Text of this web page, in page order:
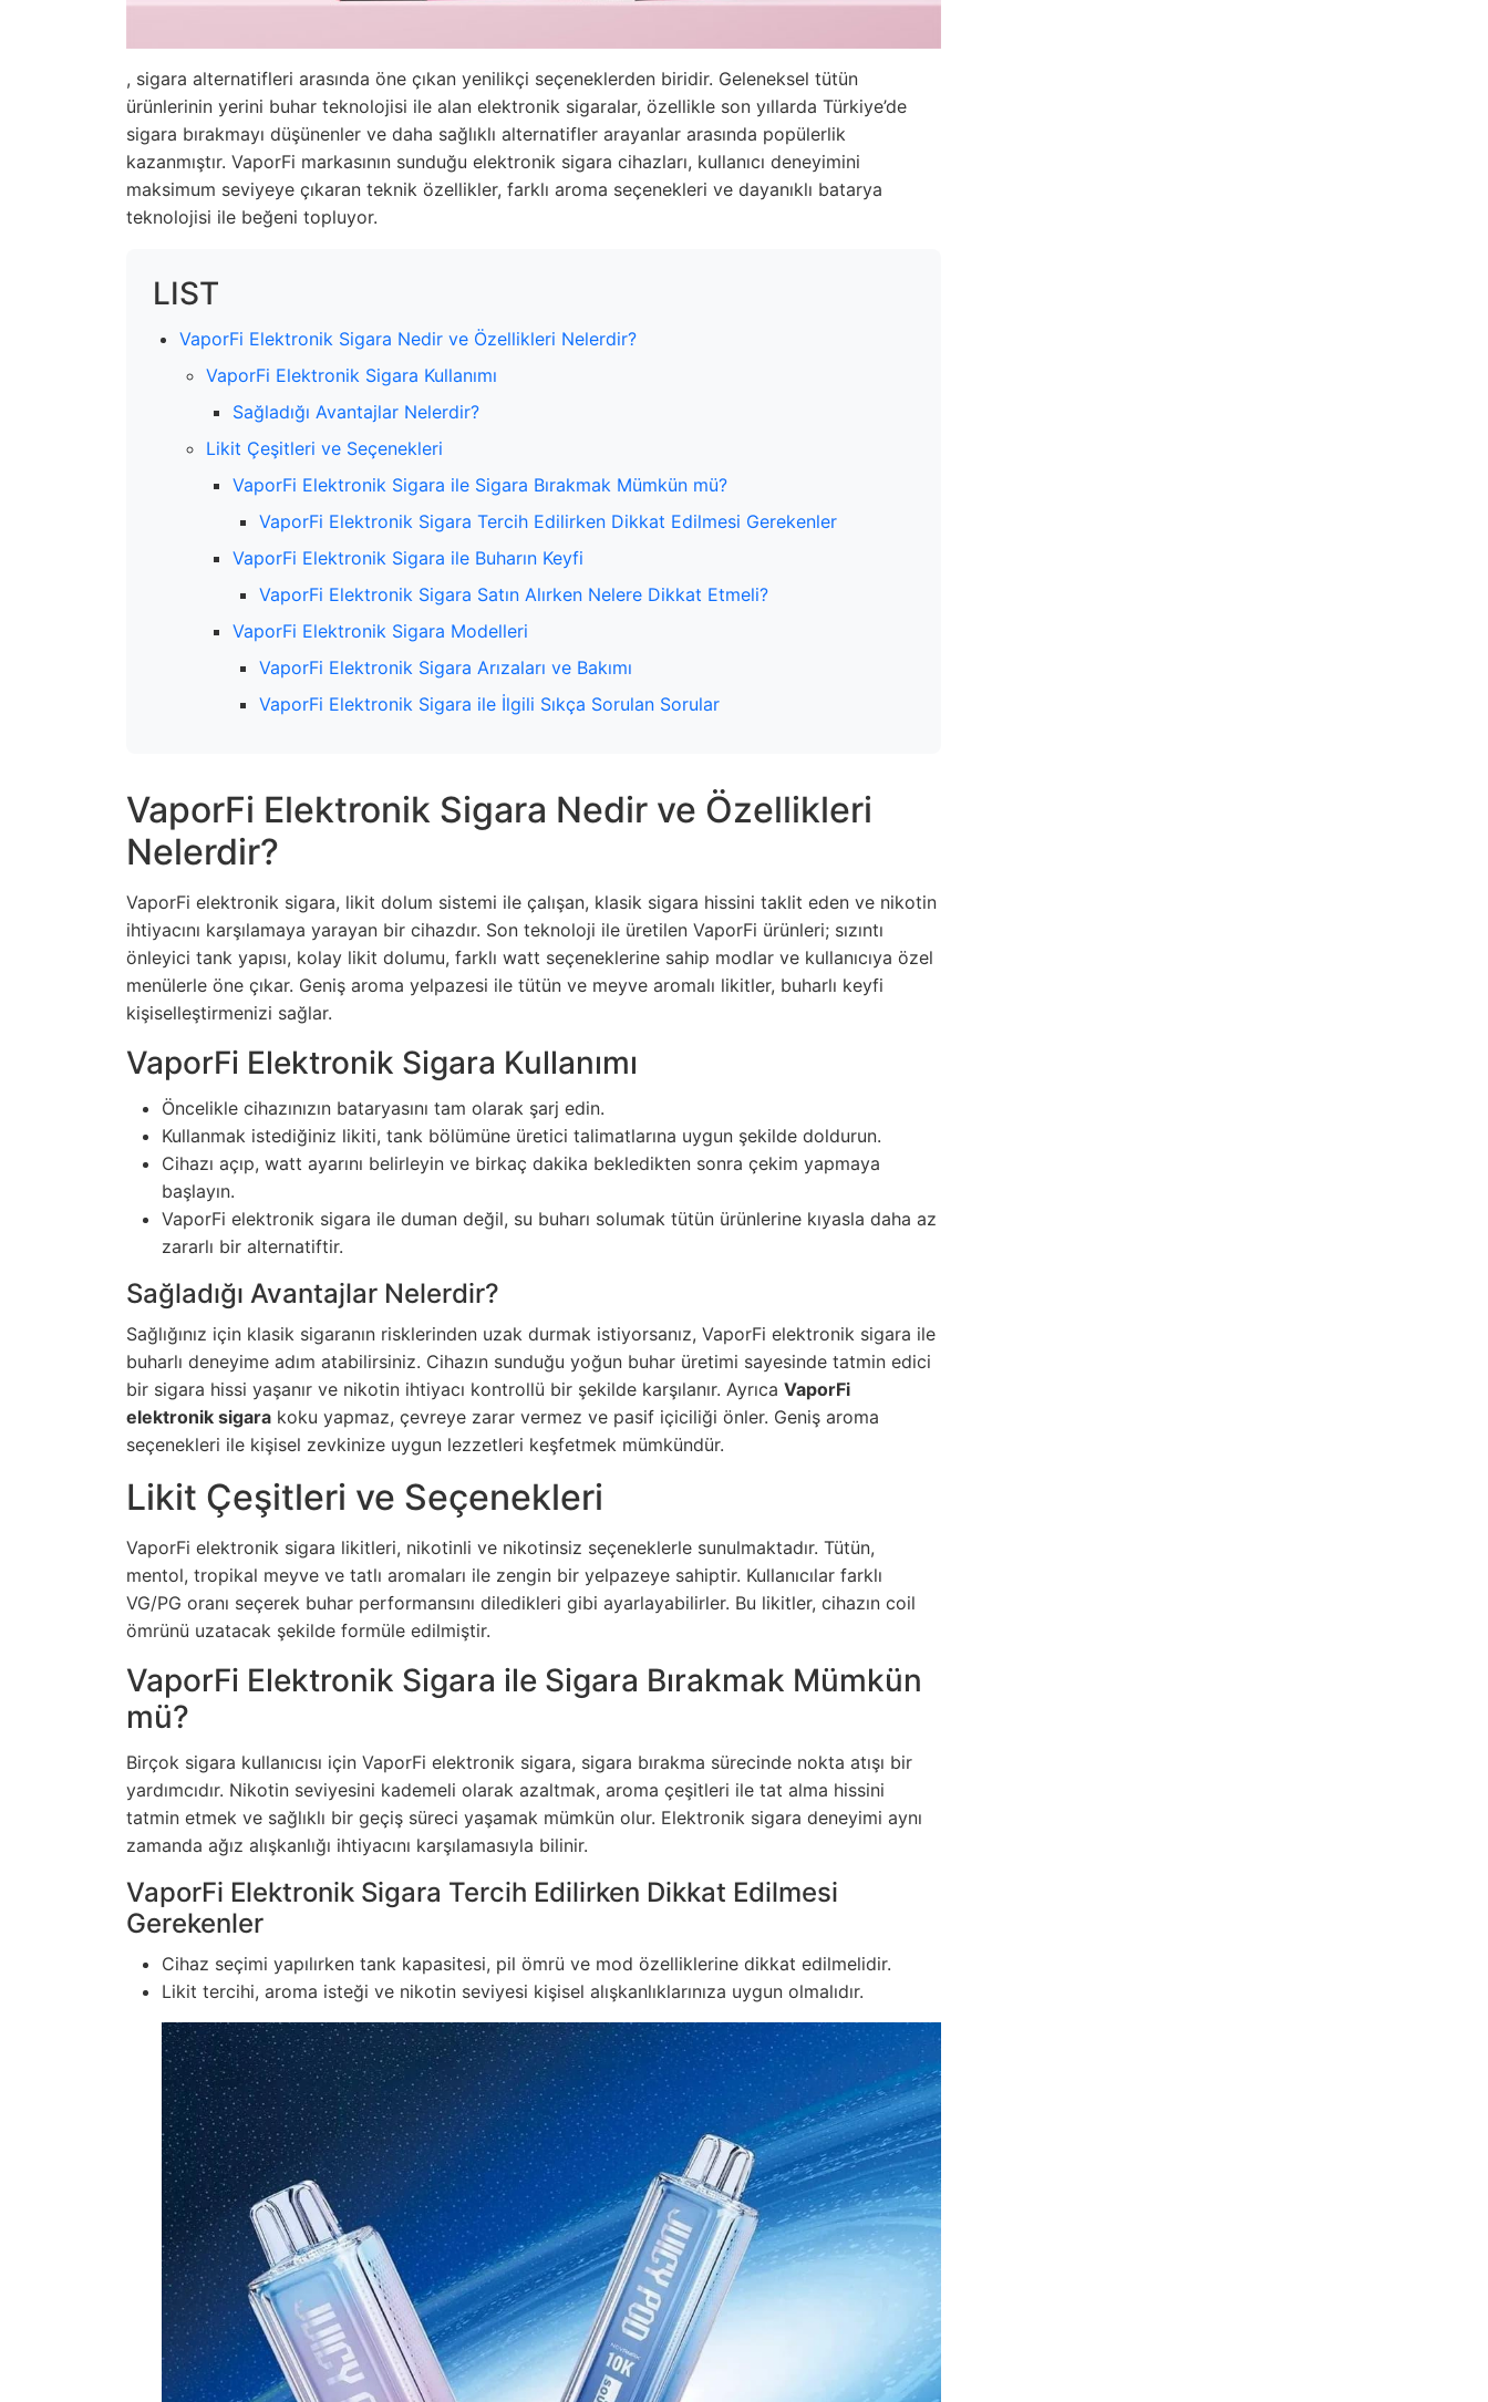
, sigara alternatifleri arasında öne çıkan yenilikçi seçeneklerden biridir. Geleneksel tütün
ürünlerinin yerini buhar teknolojisi ile alan elektronik sigaralar, özellikle son yıllarda Türkiye’de
sigara bırakmayı düşünenler ve daha sağlıklı alternatifler arayanlar arasında popülerlik
kazanmıştır. VaporFi markasının sunduğu elektronik sigara cihazları, kullanıcı deneyimini
maksimum seviyeye çıkaran teknik özellikler, farklı aroma seçenekleri ve dayanıklı batarya
teknolojisi ile beğeni topluyor.
LIST
VaporFi Elektronik Sigara Nedir ve Özellikleri Nelerdir?
VaporFi Elektronik Sigara Kullanımı
Sağladığı Avantajlar Nelerdir?
Likit Çeşitleri ve Seçenekleri
VaporFi Elektronik Sigara ile Sigara Bırakmak Mümkün mü?
VaporFi Elektronik Sigara Tercih Edilirken Dikkat Edilmesi Gerekenler
VaporFi Elektronik Sigara ile Buharın Keyfi
VaporFi Elektronik Sigara Satın Alırken Nelere Dikkat Etmeli?
VaporFi Elektronik Sigara Modelleri
VaporFi Elektronik Sigara Arızaları ve Bakımı
VaporFi Elektronik Sigara ile İlgili Sıkça Sorulan Sorular
VaporFi Elektronik Sigara Nedir ve Özellikleri
Nelerdir?
VaporFi elektronik sigara, likit dolum sistemi ile çalışan, klasik sigara hissini taklit eden ve nikotin
ihtiyacını karşılamaya yarayan bir cihazdır. Son teknoloji ile üretilen VaporFi ürünleri; sızıntı
önleyici tank yapısı, kolay likit dolumu, farklı watt seçeneklerine sahip modlar ve kullanıcıya özel
menülerle öne çıkar. Geniş aroma yelpazesi ile tütün ve meyve aromalı likitler, buharlı keyfi
kişiselleştirmenizi sağlar.
VaporFi Elektronik Sigara Kullanımı
Öncelikle cihazınızın bataryasını tam olarak şarj edin.
Kullanmak istediğiniz likiti, tank bölümüne üretici talimatlarına uygun şekilde doldurun.
Cihazı açıp, watt ayarını belirleyin ve birkaç dakika bekledikten sonra çekim yapmaya
başlayın.
VaporFi elektronik sigara ile duman değil, su buharı solumak tütün ürünlerine kıyasla daha az
zararlı bir alternatiftir.
Sağladığı Avantajlar Nelerdir?
Sağlığınız için klasik sigaranın risklerinden uzak durmak istiyorsanız, VaporFi elektronik sigara ile
buharlı deneyime adım atabilirsiniz. Cihazın sunduğu yoğun buhar üretimi sayesinde tatmin edici
bir sigara hissi yaşanır ve nikotin ihtiyacı kontrollü bir şekilde karşılanır. Ayrıca VaporFi
elektronik sigara koku yapmaz, çevreye zarar vermez ve pasif içiciliği önler. Geniş aroma
seçenekleri ile kişisel zevkinize uygun lezzetleri keşfetmek mümkündür.
Likit Çeşitleri ve Seçenekleri
VaporFi elektronik sigara likitleri, nikotinli ve nikotinsiz seçeneklerle sunulmaktadır. Tütün,
mentol, tropikal meyve ve tatlı aromaları ile zengin bir yelpazeye sahiptir. Kullanıcılar farklı
VG/PG oranı seçerek buhar performansını diledikleri gibi ayarlayabilirler. Bu likitler, cihazın coil
ömrünü uzatacak şekilde formüle edilmiştir.
VaporFi Elektronik Sigara ile Sigara Bırakmak Mümkün
mü?
Birçok sigara kullanıcısı için VaporFi elektronik sigara, sigara bırakma sürecinde nokta atışı bir
yardımcıdır. Nikotin seviyesini kademeli olarak azaltmak, aroma çeşitleri ile tat alma hissini
tatmin etmek ve sağlıklı bir geçiş süreci yaşamak mümkün olur. Elektronik sigara deneyimi aynı
zamanda ağız alışkanlığı ihtiyacını karşılamasıyla bilinir.
VaporFi Elektronik Sigara Tercih Edilirken Dikkat Edilmesi
Gerekenler
Cihaz seçimi yapılırken tank kapasitesi, pil ömrü ve mod özelliklerine dikkat edilmelidir.
Likit tercihi, aroma isteği ve nikotin seviyesi kişisel alışkanlıklarınıza uygun olmalıdır.